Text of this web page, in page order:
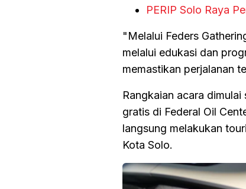
PERIP Solo Raya
"Melalui Feders
melalui edukasi dan
memastikan perjalanan
Rangkaian acara
gratis di Federal Oil
langsung melakukan
Kota Solo.